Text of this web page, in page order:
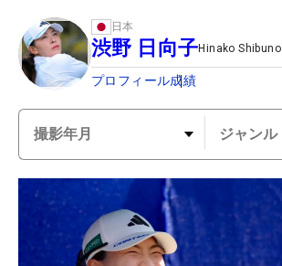
日本
渋野 日向子Hinako Shibuno
プロフィール成績